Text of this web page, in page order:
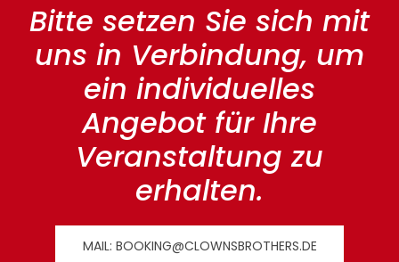
Bitte setzen Sie sich mit
uns in Verbindung, um
ein individuelles
Angebot für Ihre
Veranstaltung zu
erhalten.
MAIL: BOOKING@CLOWNSBROTHERS.DE